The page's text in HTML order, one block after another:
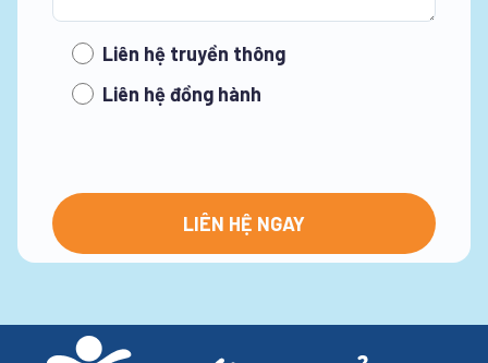
Liên hệ truyền thông
Liên hệ đồng hành